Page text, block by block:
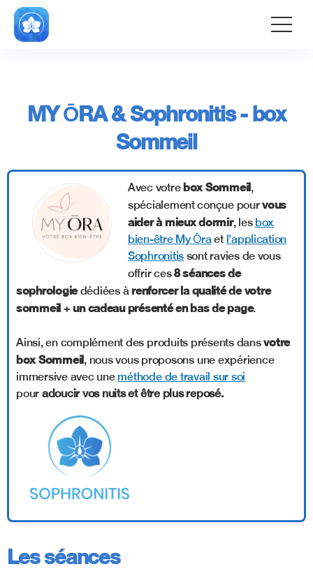
gtag('consent', 'default', { 'ad_storage': 'denied',
'ad_user_data': 'denied', 'ad_personalization': 'denied',
'analytics_storage': 'denied' });
MY ŌRA & Sophronitis - box
Sommeil
Avec votrebox Sommeil,
spécialement conçue pourvous
aider à mieux dormir, les box
bien-être My Ōraet l’application
Sophronitis sont ravies de vous
offrir ces8 séances de
sophrologiedédiées àrenforcer la qualité de votre
sommeil +un cadeau présenté en bas de page.
Ainsi, en complément des produits présents dansvotre
box Sommeil, nous vous proposons une expérience
immersive avec une méthode de travail sur soi
pour adoucir vos nuits et être plus reposé.
Les séances